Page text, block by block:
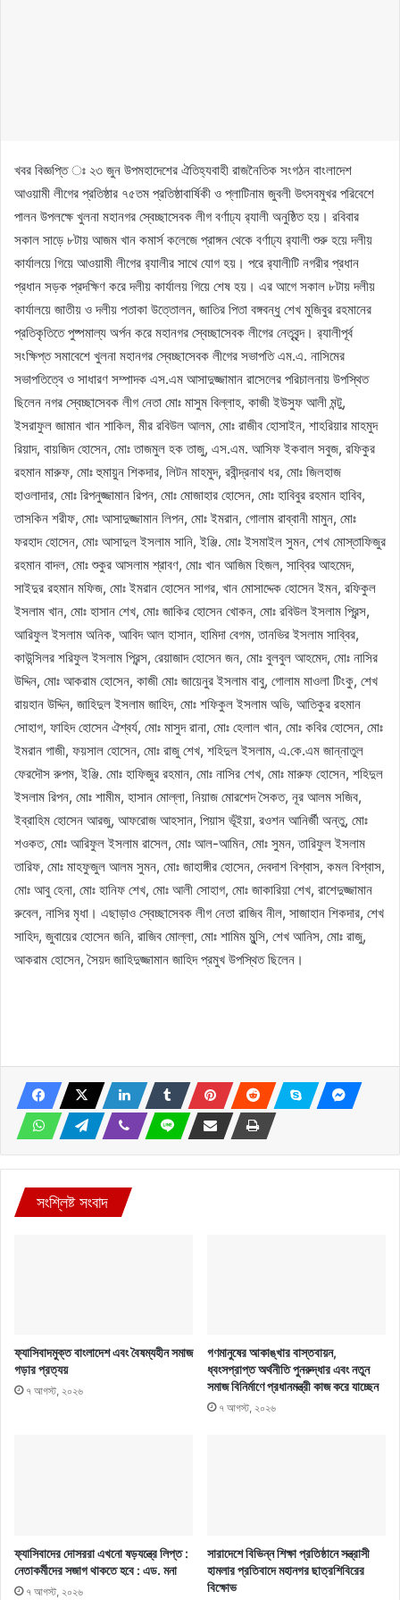
খবর বিজ্ঞপ্তি ঃ ২৩ জুন উপমহাদেশের ঐতিহ্যবাহী রাজনৈতিক সংগঠন বাংলাদেশ
আওয়ামী লীগের প্রতিষ্ঠার ৭৫তম প্রতিষ্ঠাবার্ষিকী ও প্লাটিনাম জুবলী উৎসবমুখর পরিবেশে
পালন উপলক্ষে খুলনা মহানগর স্বেচ্ছাসেবক লীগ বর্ণাঢ্য র‌্যালী অনুষ্ঠিত হয়। রবিবার
সকাল সাড়ে ৮টায় আজম খান কমার্স কলেজে প্রাঙ্গন থেকে বর্ণাঢ্য র‌্যালী শুরু হয়ে দলীয়
কার্যালয়ে গিয়ে আওয়ামী লীগের র‌্যালীর সাথে যোগ হয়। পরে র‌্যালীটি নগরীর প্রধান
প্রধান সড়ক প্রদক্ষিণ করে দলীয় কার্যালয় গিয়ে শেষ হয়। এর আগে সকাল ৮টায় দলীয়
কার্যালয়ে জাতীয় ও দলীয় পতাকা উত্তোলন, জাতির পিতা বঙ্গবন্ধু শেখ মুজিবুর রহমানের
প্রতিকৃতিতে পুষ্পমাল্য অর্পন করে মহানগর স্বেচ্ছাসেবক লীগের নেতৃবৃন্দ। র‌্যালীপূর্ব
সংক্ষিপ্ত সমাবেশে খুলনা মহানগর স্বেচ্ছাসেবক লীগের সভাপতি এম.এ. নাসিমের
সভাপতিত্বে ও সাধারণ সম্পাদক এস.এম আসাদুজ্জামান রাসেলের পরিচালনায় উপস্থিত
ছিলেন নগর স্বেচ্ছাসেবক লীগ নেতা মোঃ মাসুম বিল্লাহ, কাজী ইউসুফ আলী মন্টু,
ইসরাফুল জামান খান শাকিল, মীর রবিউল আলম, মোঃ রাজীব হোসাইন, শাহরিয়ার মাহমুদ
রিয়াদ, বায়জিদ হোসেন, মোঃ তাজমুল হক তাজু, এস.এম. আসিফ ইকবাল সবুজ, রফিকুর
রহমান মারুফ, মোঃ হুমায়ুন শিকদার, লিটন মাহমুদ, রবীন্দ্রনাথ ধর, মোঃ জিলহাজ
হাওলাদার, মোঃ রিপনুজ্জামান রিপন, মোঃ মোজাহার হোসেন, মোঃ হাবিবুর রহমান হাবিব,
তাসকিন শরীফ, মোঃ আসাদুজ্জামান লিপন, মোঃ ইমরান, গোলাম রাব্বানী মামুন, মোঃ
ফরহাদ হোসেন, মোঃ আসাদুল ইসলাম সানি, ইঞ্জি. মোঃ ইসমাইল সুমন, শেখ মোস্তাফিজুর
রহমান বাদল, মোঃ শুকুর আসলাম শ্রাবণ, মোঃ খান আজিম হিজল, সাব্বির আহমেদ,
সাইদুর রহমান মফিজ, মোঃ ইমরান হোসেন সাগর, খান মোসাদ্দেক হোসেন ইমন, রফিকুল
ইসলাম খান, মোঃ হাসান শেখ, মোঃ জাকির হোসেন খোকন, মোঃ রবিউল ইসলাম প্রিন্স,
আরিফুল ইসলাম অনিক, আবিদ আল হাসান, হামিদা বেগম, তানভির ইসলাম সাব্বির,
কাউন্সিলর শরিফুল ইসলাম প্রিন্স, রেয়াজাদ হোসেন জন, মোঃ বুলবুল আহমেদ, মোঃ নাসির
উদ্দিন, মোঃ আকরাম হোসেন, কাজী মোঃ জায়েনুর ইসলাম বাবু, গোলাম মাওলা টিংকু, শেখ
রায়হান উদ্দিন, জাহিদুল ইসলাম জাহিদ, মোঃ শফিকুল ইসলাম অভি, আতিকুর রহমান
সোহাগ, ফাহিদ হোসেন ঐশ্বর্য, মোঃ মাসুদ রানা, মোঃ হেলাল খান, মোঃ কবির হোসেন, মোঃ
ইমরান গাজী, ফয়সাল হোসেন, মোঃ রাজু শেখ, শহিদুল ইসলাম, এ.কে.এম জান্নাতুল
ফেরদৌস রুপম, ইঞ্জি. মোঃ হাফিজুর রহমান, মোঃ নাসির শেখ, মোঃ মারুফ হোসেন, শহিদুল
ইসলাম রিপন, মোঃ শামীম, হাসান মোল্লা, নিয়াজ মোরশেদ সৈকত, নূর আলম সজিব,
ইব্রাহিম হোসেন আরজু, আফরোজ আহসান, পিয়াস ভূঁইয়া, রওশন আনির্জী অন্তু, মোঃ
শওকত, মোঃ আরিফুল ইসলাম রাসেল, মোঃ আল-আমিন, মোঃ সুমন, তারিফুল ইসলাম
তারিফ, মোঃ মাহফুজুল আলম সুমন, মোঃ জাহাঙ্গীর হোসেন, দেবদাশ বিশ্বাস, কমল বিশ্বাস,
মোঃ আবু হেনা, মোঃ হানিফ শেখ, মোঃ আলী সোহাগ, মোঃ জাকারিয়া শেখ, রাশেদুজ্জামান
রুবেল, নাসির মৃধা। এছাড়াও স্বেচ্ছাসেবক লীগ নেতা রাজিব নীল, সাজাহান শিকদার, শেখ
সাহিদ, জুবায়ের হোসেন জনি, রাজিব মোল্লা, মোঃ শামিম মুন্সি, শেখ আনিস, মোঃ রাজু,
আকরাম হোসেন, সৈয়দ জাহিদুজ্জামান জাহিদ প্রমুখ উপস্থিত ছিলেন।
সংশ্লিষ্ট সংবাদ
ফ্যাসিবাদমুক্ত বাংলাদেশ এবং বৈষম্যহীন সমাজ
গড়ার প্রত্যয়
৭ আগস্ট, ২০২৬
গণমানুষের আকাঙ্খার বাস্তবায়ন,
ধ্বংসপ্রাপ্ত অর্থনীতি পুনরুদ্ধার এবং নতুন
সমাজ বিনির্মাণে প্রধানমন্ত্রী কাজ করে যাচ্ছেন
৭ আগস্ট, ২০২৬
ফ্যাসিবাদের দোসররা এখনো ষড়যন্ত্রে লিপ্ত :
নেতাকর্মীদের সজাগ থাকতে হবে : এড. মনা
৭ আগস্ট, ২০২৬
সারাদেশে বিভিন্ন শিক্ষা প্রতিষ্ঠানে সন্ত্রাসী
হামলার প্রতিবাদে মহানগর ছাত্রশিবিরের
বিক্ষোভ